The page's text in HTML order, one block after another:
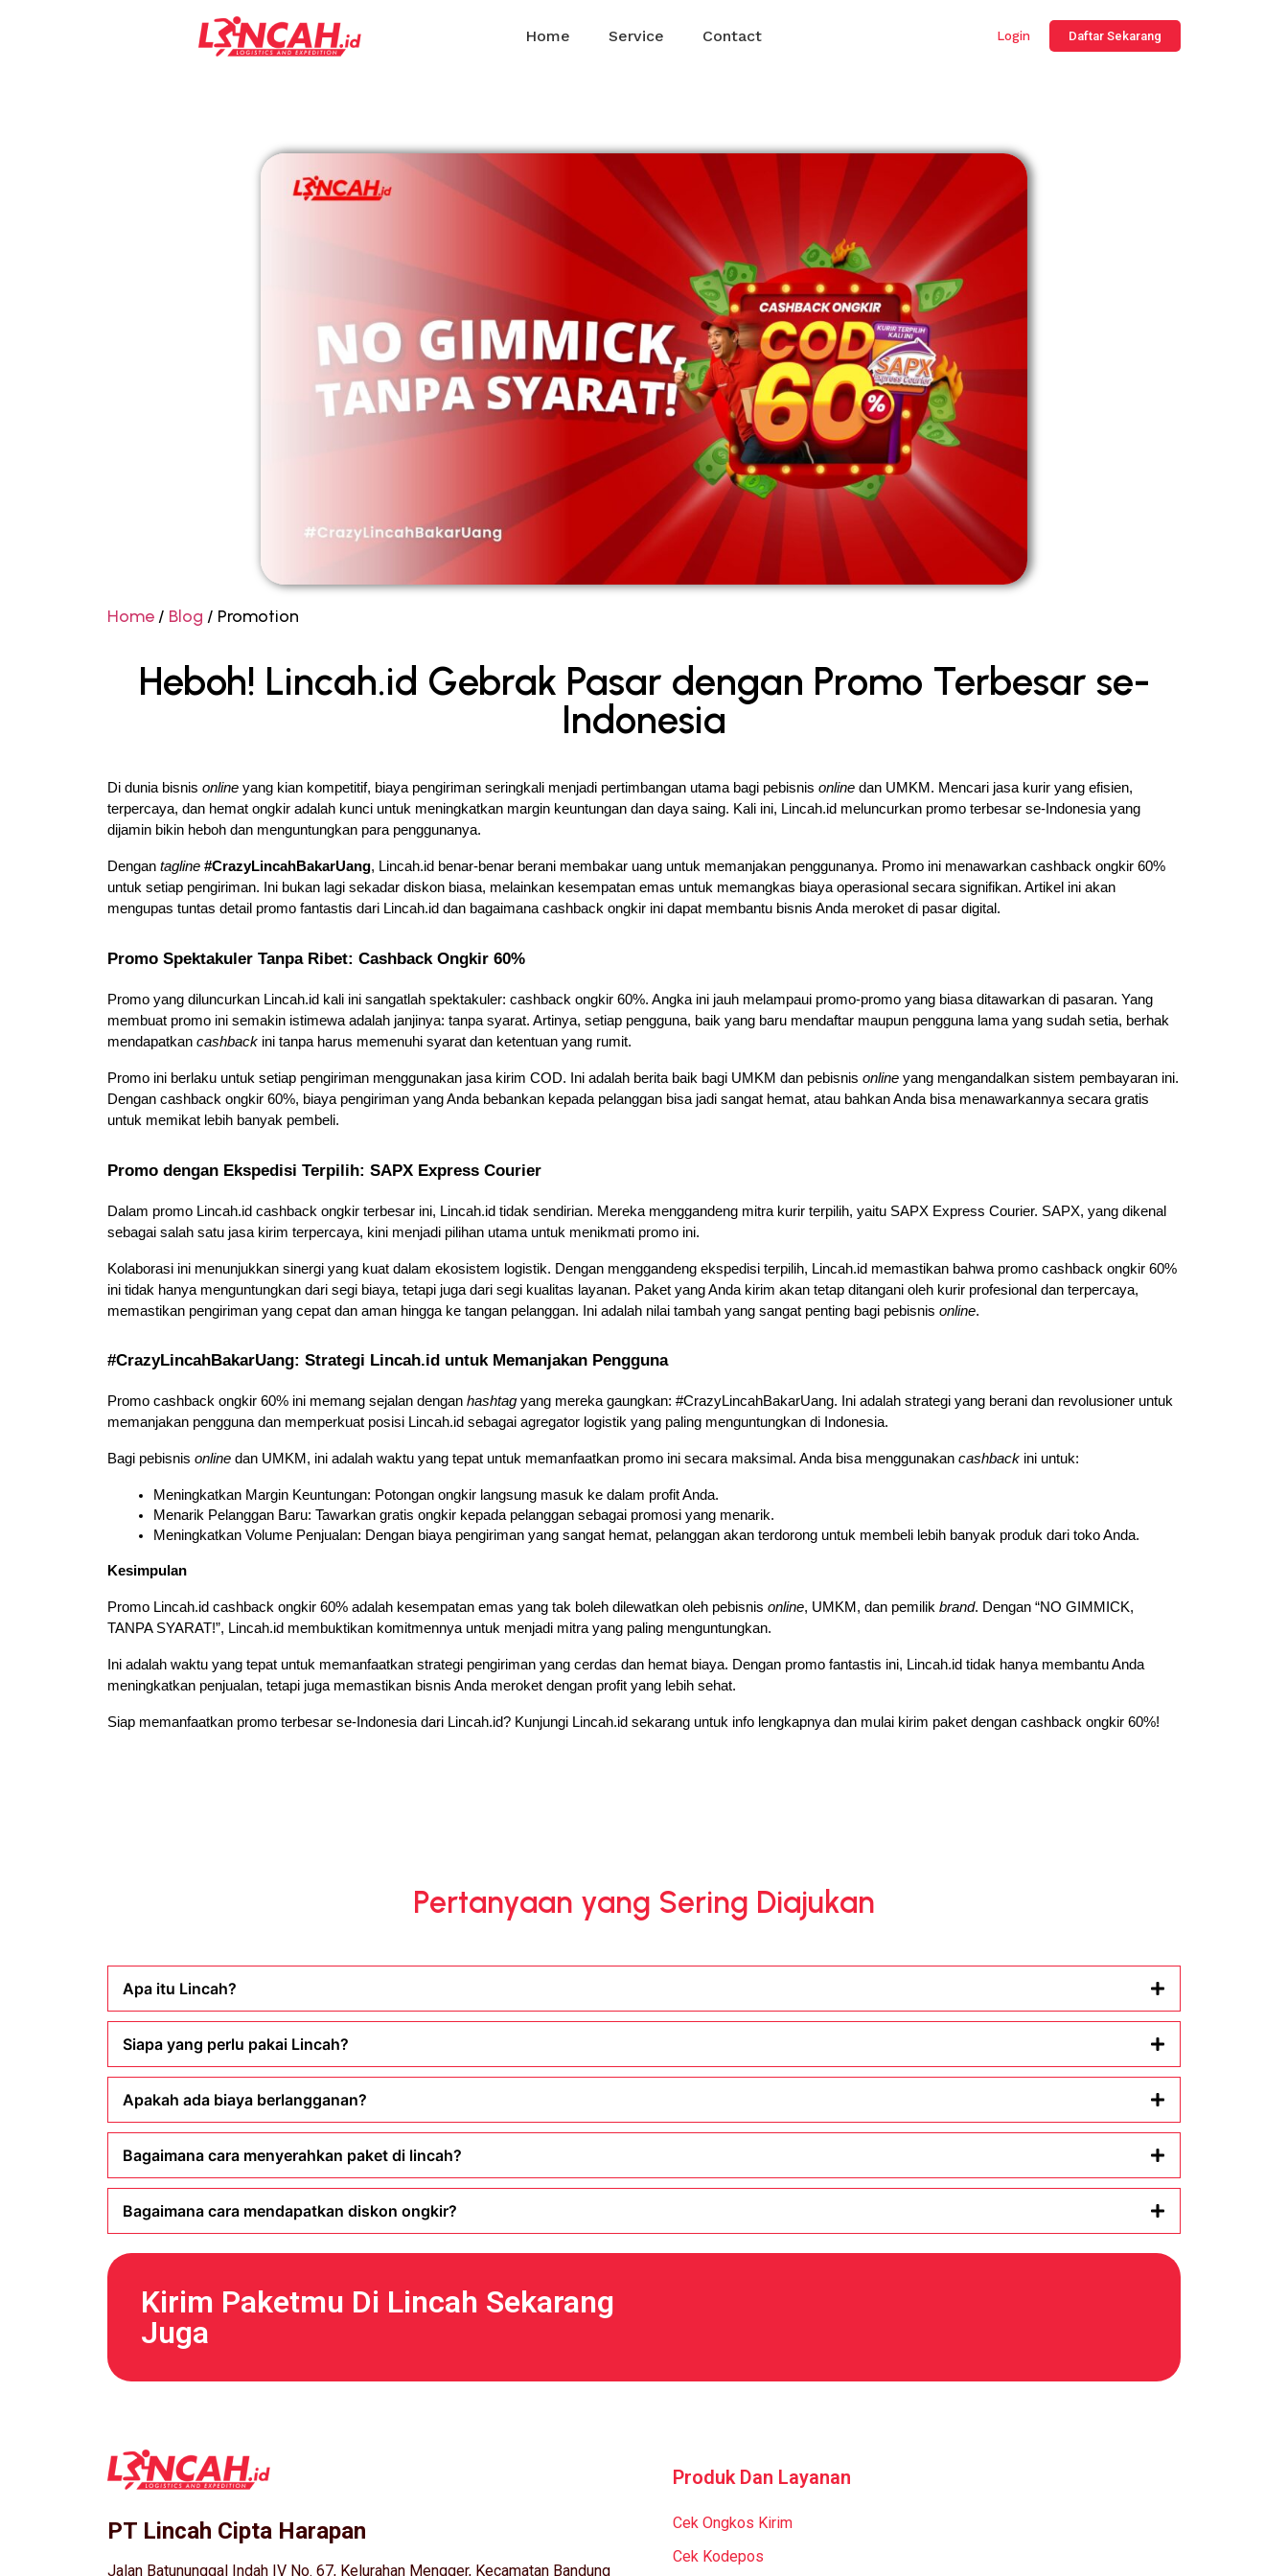
Home Service Contact Login Daftar Sekarang
Home / Blog / Promotion
Heboh! Lincah.id Gebrak Pasar dengan Promo Terbesar se-
Indonesia
Di dunia bisnis online yang kian kompetitif, biaya pengiriman seringkali menjadi pertimbangan utama bagi pebisnis online dan UMKM. Mencari jasa kurir yang efisien,
terpercaya, dan hemat ongkir adalah kunci untuk meningkatkan margin keuntungan dan daya saing. Kali ini, Lincah.id meluncurkan promo terbesar se-Indonesia yang
dijamin bikin heboh dan menguntungkan para penggunanya.
Dengan tagline #CrazyLincahBakarUang, Lincah.id benar-benar berani membakar uang untuk memanjakan penggunanya. Promo ini menawarkan cashback ongkir 60%
untuk setiap pengiriman. Ini bukan lagi sekadar diskon biasa, melainkan kesempatan emas untuk memangkas biaya operasional secara signifikan. Artikel ini akan
mengupas tuntas detail promo fantastis dari Lincah.id dan bagaimana cashback ongkir ini dapat membantu bisnis Anda meroket di pasar digital.
Promo Spektakuler Tanpa Ribet: Cashback Ongkir 60%
Promo yang diluncurkan Lincah.id kali ini sangatlah spektakuler: cashback ongkir 60%. Angka ini jauh melampaui promo-promo yang biasa ditawarkan di pasaran. Yang
membuat promo ini semakin istimewa adalah janjinya: tanpa syarat. Artinya, setiap pengguna, baik yang baru mendaftar maupun pengguna lama yang sudah setia, berhak
mendapatkan cashback ini tanpa harus memenuhi syarat dan ketentuan yang rumit.
Promo ini berlaku untuk setiap pengiriman menggunakan jasa kirim COD. Ini adalah berita baik bagi UMKM dan pebisnis online yang mengandalkan sistem pembayaran ini.
Dengan cashback ongkir 60%, biaya pengiriman yang Anda bebankan kepada pelanggan bisa jadi sangat hemat, atau bahkan Anda bisa menawarkannya secara gratis
untuk memikat lebih banyak pembeli.
Promo dengan Ekspedisi Terpilih: SAPX Express Courier
Dalam promo Lincah.id cashback ongkir terbesar ini, Lincah.id tidak sendirian. Mereka menggandeng mitra kurir terpilih, yaitu SAPX Express Courier. SAPX, yang dikenal
sebagai salah satu jasa kirim terpercaya, kini menjadi pilihan utama untuk menikmati promo ini.
Kolaborasi ini menunjukkan sinergi yang kuat dalam ekosistem logistik. Dengan menggandeng ekspedisi terpilih, Lincah.id memastikan bahwa promo cashback ongkir 60%
ini tidak hanya menguntungkan dari segi biaya, tetapi juga dari segi kualitas layanan. Paket yang Anda kirim akan tetap ditangani oleh kurir profesional dan terpercaya,
memastikan pengiriman yang cepat dan aman hingga ke tangan pelanggan. Ini adalah nilai tambah yang sangat penting bagi pebisnis online.
#CrazyLincahBakarUang: Strategi Lincah.id untuk Memanjakan Pengguna
Promo cashback ongkir 60% ini memang sejalan dengan hashtag yang mereka gaungkan: #CrazyLincahBakarUang. Ini adalah strategi yang berani dan revolusioner untuk
memanjakan pengguna dan memperkuat posisi Lincah.id sebagai agregator logistik yang paling menguntungkan di Indonesia.
Bagi pebisnis online dan UMKM, ini adalah waktu yang tepat untuk memanfaatkan promo ini secara maksimal. Anda bisa menggunakan cashback ini untuk:
Meningkatkan Margin Keuntungan: Potongan ongkir langsung masuk ke dalam profit Anda.
Menarik Pelanggan Baru: Tawarkan gratis ongkir kepada pelanggan sebagai promosi yang menarik.
Meningkatkan Volume Penjualan: Dengan biaya pengiriman yang sangat hemat, pelanggan akan terdorong untuk membeli lebih banyak produk dari toko Anda.
Kesimpulan
Promo Lincah.id cashback ongkir 60% adalah kesempatan emas yang tak boleh dilewatkan oleh pebisnis online, UMKM, dan pemilik brand. Dengan “NO GIMMICK,
TANPA SYARAT!”, Lincah.id membuktikan komitmennya untuk menjadi mitra yang paling menguntungkan.
Ini adalah waktu yang tepat untuk memanfaatkan strategi pengiriman yang cerdas dan hemat biaya. Dengan promo fantastis ini, Lincah.id tidak hanya membantu Anda
meningkatkan penjualan, tetapi juga memastikan bisnis Anda meroket dengan profit yang lebih sehat.
Siap memanfaatkan promo terbesar se-Indonesia dari Lincah.id? Kunjungi Lincah.id sekarang untuk info lengkapnya dan mulai kirim paket dengan cashback ongkir 60%!
Pertanyaan yang Sering Diajukan
Apa itu Lincah?
Siapa yang perlu pakai Lincah?
Apakah ada biaya berlangganan?
Bagaimana cara menyerahkan paket di lincah?
Bagaimana cara mendapatkan diskon ongkir?
Kirim Paketmu Di Lincah Sekarang
Juga
PT Lincah Cipta Harapan
Jalan Batununggal Indah IV No. 67, Kelurahan Mengger, Kecamatan Bandung
Produk Dan Layanan
Cek Ongkos Kirim
Cek Kodepos